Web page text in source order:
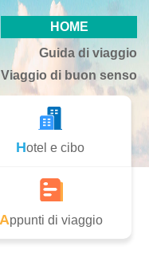
HOME
Guida di viaggio
Viaggio di buon senso
Hotel e cibo
Appunti di viaggio